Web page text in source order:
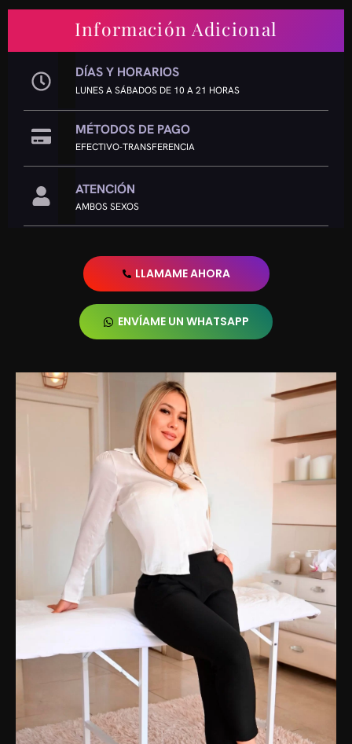
Información Adicional
DÍAS Y HORARIOS
LUNES A SÁBADOS DE 10 A 21 HORAS
MÉTODOS DE PAGO
EFECTIVO-TRANSFERENCIA
ATENCIÓN
AMBOS SEXOS
LLAMAME AHORA
ENVÍAME UN WHATSAPP